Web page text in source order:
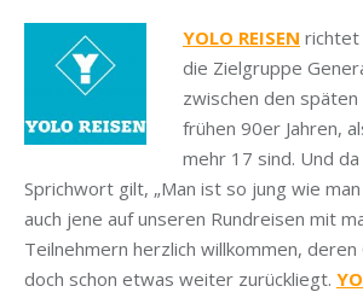
YOLO REISEN richtet
die Zielgruppe
zwischen den
frühen 90er Jahren,
mehr 17 sind. Und
Sprichwort gilt, „Man ist so jung wie man
auch jene auf unseren Rundreisen mit
Teilnehmern herzlich willkommen,
doch schon etwas weiter zurückliegt.